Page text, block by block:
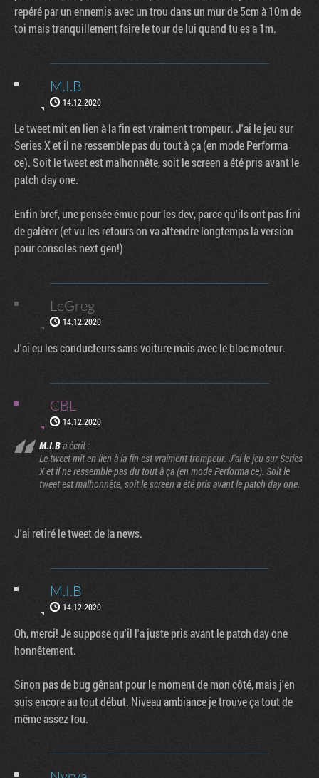
repéré par un ennemis avec un trou dans un mur de 5cm à 10m de
toi mais tranquillement faire le tour de lui quand tu es a 1m.
M.I.B
14.12.2020
Le tweet mit en lien à la fin est vraiment trompeur. J'ai le jeu sur
Series X et il ne ressemble pas du tout à ça (en mode Performa
ce). Soit le tweet est malhonnête, soit le screen a été pris avant le
patch day one.
Enfin bref, une pensée émue pour les dev, parce qu'ils ont pas fini
de galérer (et vu les retours on va attendre longtemps la version
pour consoles next gen!)
LeGreg
14.12.2020
J'ai eu les conducteurs sans voiture mais avec le bloc moteur.
CBL
14.12.2020
M.I.Ba écrit :
Le tweet mit en lien à la fin est vraiment trompeur. J'ai le jeu sur Series
X et il ne ressemble pas du tout à ça (en mode Performa ce). Soit le
tweet est malhonnête, soit le screen a été pris avant le patch day one.
J'ai retiré le tweet de la news.
M.I.B
14.12.2020
Oh, merci! Je suppose qu'il l'a juste pris avant le patch day one
honnêtement.
Sinon pas de bug gênant pour le moment de mon côté, mais j'en
suis encore au tout début. Niveau ambiance je trouve ça tout de
même assez fou.